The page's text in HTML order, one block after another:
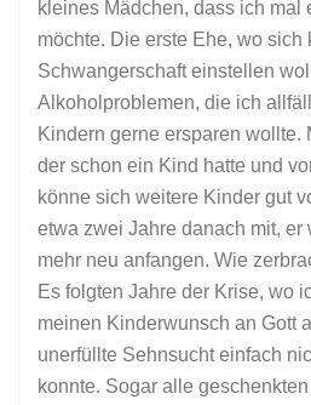
kleines Mädchen, dass ich mal
möchte. Die erste Ehe, wo sich
Schwangerschaft einstellen
Alkoholproblemen, die ich
Kindern gerne ersparen wollte.
der schon ein Kind hatte und
könne sich weitere Kinder gut
etwa zwei Jahre danach mit, er
mehr neu anfangen. Wie
Es folgten Jahre der Krise, wo
meinen Kinderwunsch an Gott
unerfüllte Sehnsucht einfach
konnte. Sogar alle